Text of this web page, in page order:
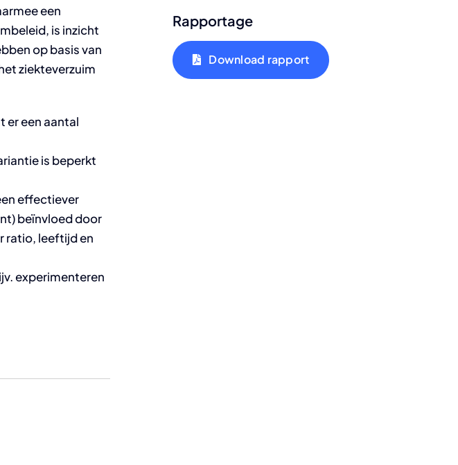
een
is inzicht
op basis van
ziekteverzuim
er een aantal
is beperkt
effectiever
beïnvloed door
ratio, leeftijd en
experimenteren
Rapportage
Download rapport